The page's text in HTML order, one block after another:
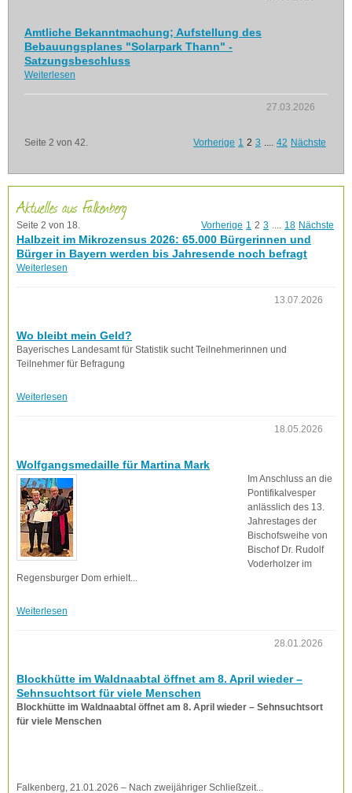
Amtliche Bekanntmachung; Aufstellung des
Bebauungsplanes "Solarpark Thann" -
Satzungsbeschluss
Weiterlesen
27.03.2026
Seite 2 von 42. Vorherige 1 2 3 .... 42 Nächste
Aktuelles aus Falkenberg
Seite 2 von 18. Vorherige 1 2 3 .... 18 Nächste
Halbzeit im Mikrozensus 2026: 65.000 Bürgerinnen und
Bürger in Bayern werden bis Jahresende noch befragt
Weiterlesen
13.07.2026
Wo bleibt mein Geld?
Bayerisches Landesamt für Statistik sucht Teilnehmerinnen und
Teilnehmer für Befragung
Weiterlesen
18.05.2026
Wolfgangsmedaille für Martina Mark
Im Anschluss an die
Pontifikalvesper
anlässlich des 13.
Jahrestages der
Bischofsweihe von
Bischof Dr. Rudolf
Voderholzer im
Regensburger Dom erhielt...
Weiterlesen
28.01.2026
Blockhütte im Waldnaabtal öffnet am 8. April wieder –
Sehnsuchtsort für viele Menschen
Blockhütte im Waldnaabtal öffnet am 8. April wieder – Sehnsuchtsort
für viele Menschen
Falkenberg, 21.01.2026 – Nach zweijähriger Schließzeit...